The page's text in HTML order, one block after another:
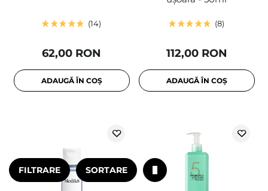
14
62,00 RON
ADAUGĂ ÎN COȘ
8
112,00 RON
ADAUGĂ ÎN COȘ
FILTRARE SORTARE